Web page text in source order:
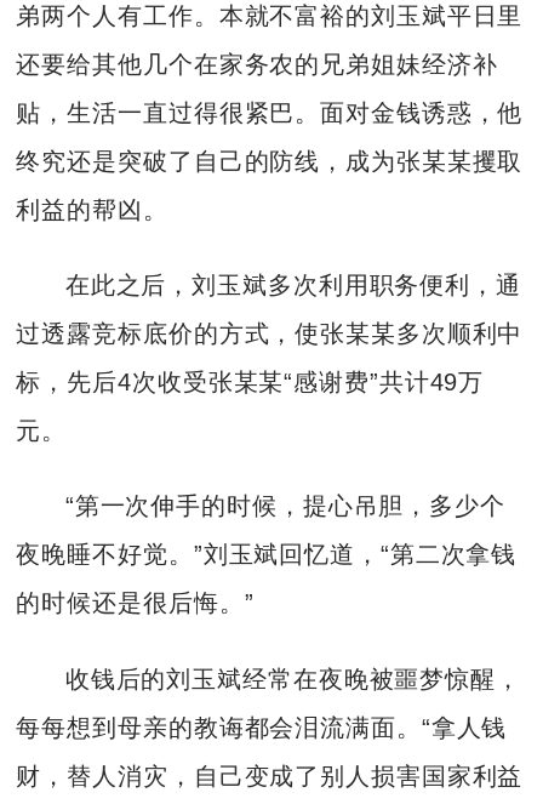
弟两个人有工作。本就不富裕的刘玉斌平日里
还要给其他几个在家务农的兄弟姐妹经济补
贴，生活一直过得很紧巴。面对金钱诱惑，他
终究还是突破了自己的防线，成为张某某攫取
利益的帮凶。
在此之后，刘玉斌多次利用职务便利，通
过透露竞标底价的方式，使张某某多次顺利中
标，先后4次收受张某某“感谢费”共计49万
元。
“第一次伸手的时候，提心吊胆，多少个
夜晚睡不好觉。”刘玉斌回忆道，“第二次拿钱
的时候还是很后悔。”
收钱后的刘玉斌经常在夜晚被噩梦惊醒，
每每想到母亲的教诲都会泪流满面。“拿人钱
财，替人消灾，自己变成了别人损害国家利益